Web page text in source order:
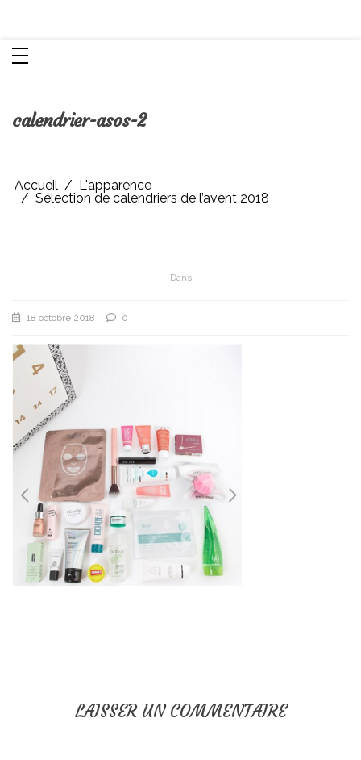
calendrier-asos-2
Accueil
L'apparence
Sélection de calendriers de l’avent 2018
Dans
18 octobre 2018 0
LAISSER UN COMMENTAIRE